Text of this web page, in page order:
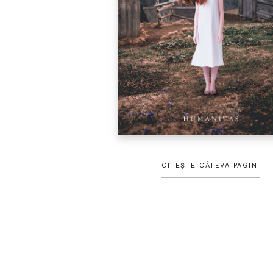
CITEȘTE CÂTEVA PAGINI